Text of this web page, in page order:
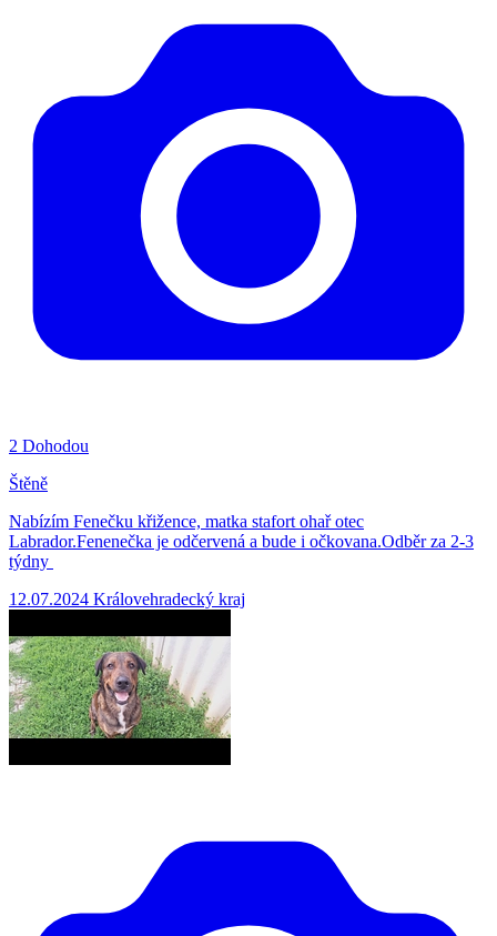
2 Dohodou
Štěně
Nabízím Fenečku křižence, matka stafort ohař otec
Labrador.Fenenečka je odčervená a bude i očkovana.Odběr za 2-3
týdny
12.07.2024 Královehradecký kraj